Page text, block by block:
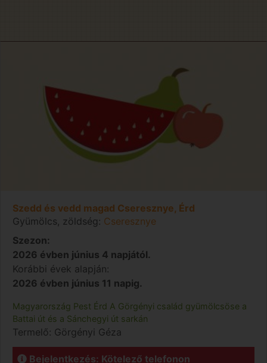
Szedd és vedd magad Cseresznye, Érd
Gyümölcs, zöldség: Cseresznye
Szezon:
2026 évben június 4 napjától.
Korábbi évek alapján:
2026 évben június 11 napig.
Magyarország Pest Érd A Görgényi család gyümölcsöse a
Battai út és a Sánchegyi út sarkán
Termelő: Görgényi Géza
Bejelentkezés: Kötelező telefonon